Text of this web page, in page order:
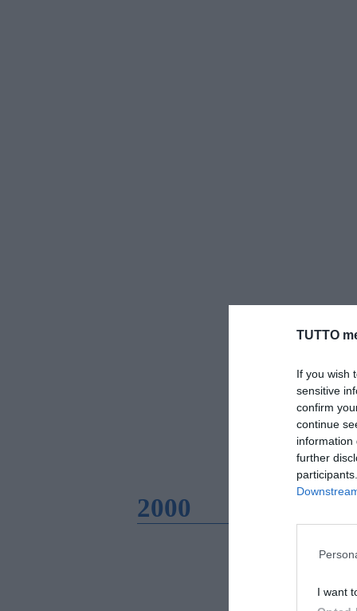
TUTTO
If you wish
sensitive
confirm
continue
information
further
I want
2000